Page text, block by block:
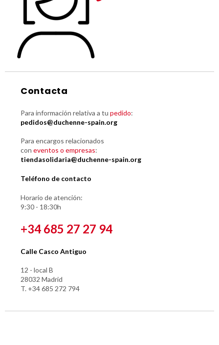
Contacta
Para información relativa a tu pedido:
pedidos@duchenne-spain.org
Para encargos relacionados
con eventos o empresas:
tiendasolidaria@duchenne-spain.org
Teléfono de contacto
Horario de atención:
9:30 - 18:30h
+34 685 27 27 94
Calle Casco Antiguo
12 - local B
28032 Madrid
T. +34 685 272 794